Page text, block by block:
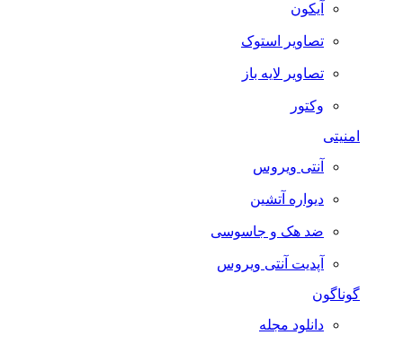
آیکون
تصاویر استوک
تصاویر لایه باز
وکتور
امنیتی
آنتی ویروس
دیواره آتشین
ضد هک و جاسوسی
آپدیت آنتی ویروس
گوناگون
دانلود مجله